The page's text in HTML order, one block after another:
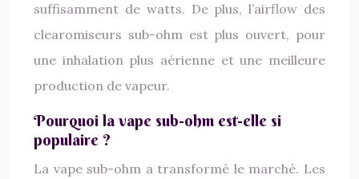
suffisamment de watts. De plus, l’airflow des
clearomiseurs sub-ohm est plus ouvert, pour
une inhalation plus aérienne et une meilleure
production de vapeur.
Pourquoi la vape sub-ohm est-elle si
populaire ?
La vape sub-ohm a transformé le marché. Les